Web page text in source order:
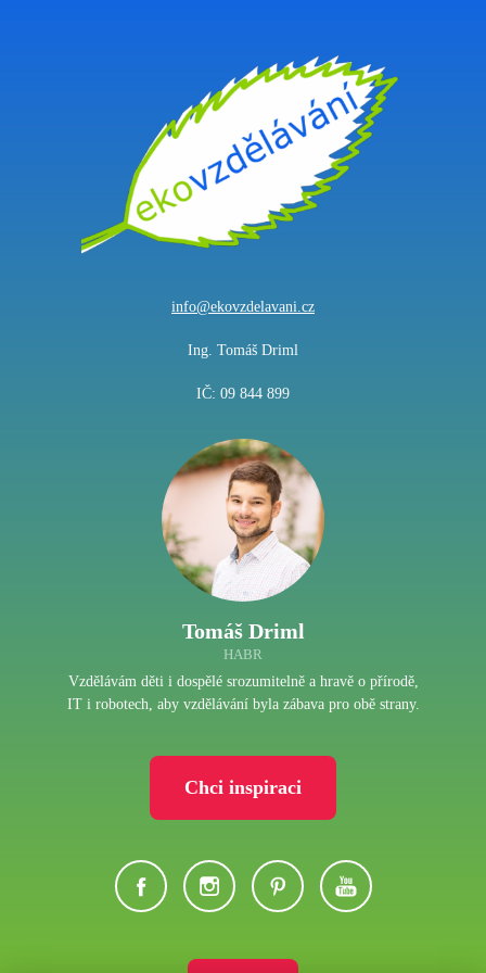
info@ekovzdelavani.cz
Ing. Tomáš Driml
IČ: 09 844 899
Tomáš Driml
HABR
Vzdělávám děti i dospělé srozumitelně a hravě o přírodě,
IT i robotech, aby vzdělávání byla zábava pro obě strany.
Chci inspiraci